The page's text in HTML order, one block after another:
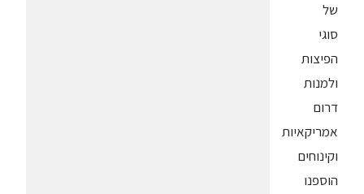
של
סוגי
הפיצות
ולמנות
דרום
אמריקאיות
וקינוחים
הוספנו